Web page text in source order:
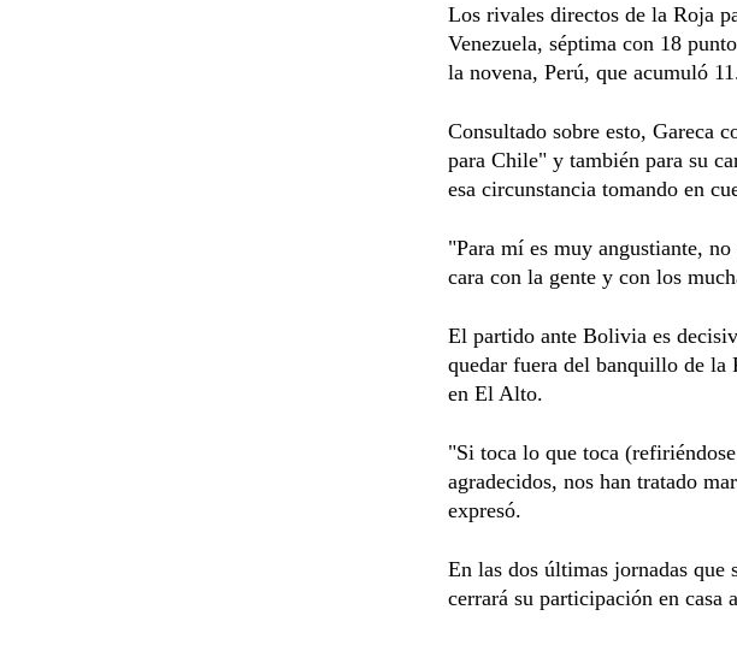
Los rivales directos de la Roja
Venezuela, séptima con 18
la novena, Perú, que acumuló
Consultado sobre esto, Gareca
para Chile" y también para su
esa circunstancia tomando en
"Para mí es muy angustiante,
cara con la gente y con los
El partido ante Bolivia es
quedar fuera del banquillo de la
en El Alto.
"Si toca lo que toca
agradecidos, nos han tratado
expresó.
En las dos últimas jornadas
cerrará su participación en casa